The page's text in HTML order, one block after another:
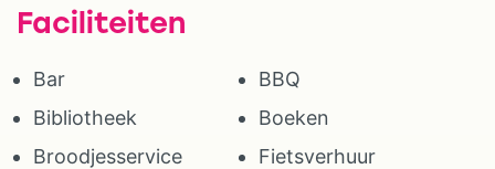
Faciliteiten
Bar
BBQ
Bibliotheek
Boeken
Broodjesservice
Fietsverhuur